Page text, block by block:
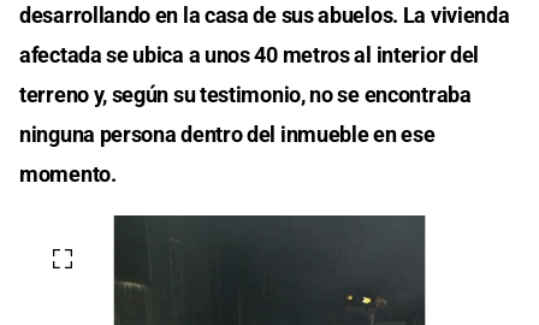
desarrollando en la casa de sus abuelos. La vivienda
afectada se ubica a unos 40 metros al interior del
terreno y, según su testimonio, no se encontraba
ninguna persona dentro del inmueble en ese
momento.